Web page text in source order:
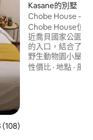
則評價中獲得 4.8 的平均
(108)
Kasane的別墅
Chobe House - 私
Chobe House位
近喬貝國家公園
的入口，結合了寧
野生動物園小屋和
野獸園旅館和通
性價比 ·地點 · 風景